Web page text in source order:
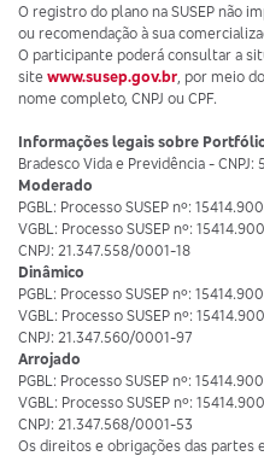
O registro do plano na SUSEP não
ou recomendação à sua
O participante poderá consultar a
site www.susep.gov.br, por meio
nome completo, CNPJ ou CPF.
Informações legais sobre
Bradesco Vida e Previdência -
Moderado
PGBL: Processo SUSEP nº:
VGBL: Processo SUSEP nº:
CNPJ: 21.347.558/0001-18
Dinâmico
PGBL: Processo SUSEP nº:
VGBL: Processo SUSEP nº:
CNPJ: 21.347.560/0001-97
Arrojado
PGBL: Processo SUSEP nº:
VGBL: Processo SUSEP nº:
CNPJ: 21.347.568/0001-53
Os direitos e obrigações das partes